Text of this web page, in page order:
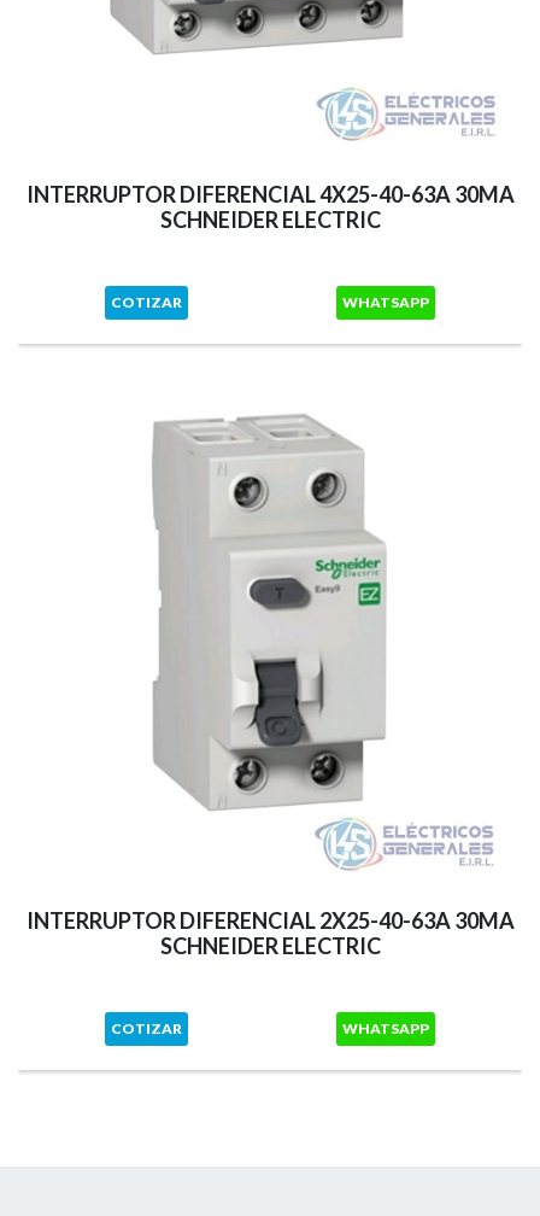
INTERRUPTOR DIFERENCIAL 4X25-40-63A 30MA
SCHNEIDER ELECTRIC
COTIZAR WHATSAPP
INTERRUPTOR DIFERENCIAL 2X25-40-63A 30MA
SCHNEIDER ELECTRIC
COTIZAR WHATSAPP